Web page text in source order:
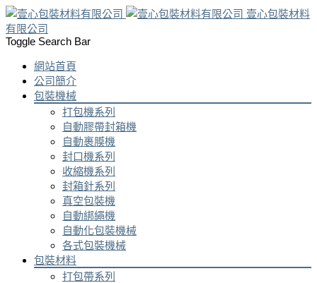
壹心包裝材料
有限公司
Toggle Search Bar
網站首頁
公司簡介
包裝機械
打包機系列
自動膠帶封箱機
自動裹膜機
封口機系列
收縮機系列
封箱針系列
真空包裝機
自動綁繩機
自動化包裝機械
各式包裝機械
包裝材料
打包帶系列